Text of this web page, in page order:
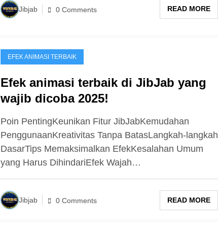
Jibjab 0 Comments READ MORE
EFEK ANIMASI TERBAIK
Efek animasi terbaik di JibJab yang
wajib dicoba 2025!
Poin PentingKeunikan Fitur JibJabKemudahan
PenggunaanKreativitas Tanpa BatasLangkah-langkah
DasarTips Memaksimalkan EfekKesalahan Umum
yang Harus DihindariEfek Wajah…
Jibjab 0 Comments READ MORE